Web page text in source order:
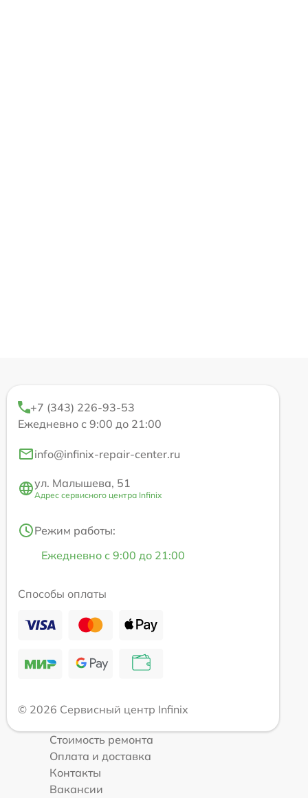
+7 (343) 226-93-53
Ежедневно с 9:00 до 21:00
info@infinix-repair-center.ru
ул. Малышева, 51
Адрес сервисного центра Infinix
Режим работы:
Ежедневно с 9:00 до 21:00
Способы оплаты
© 2026 Сервисный центр Infinix
Стоимость ремонта
Оплата и доставка
Контакты
Вакансии